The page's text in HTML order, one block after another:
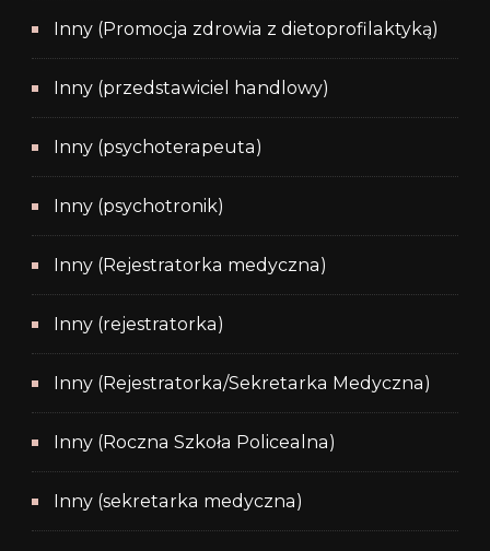
Inny (Promocja zdrowia z dietoprofilaktyką)
Inny (przedstawiciel handlowy)
Inny (psychoterapeuta)
Inny (psychotronik)
Inny (Rejestratorka medyczna)
Inny (rejestratorka)
Inny (Rejestratorka/Sekretarka Medyczna)
Inny (Roczna Szkoła Policealna)
Inny (sekretarka medyczna)